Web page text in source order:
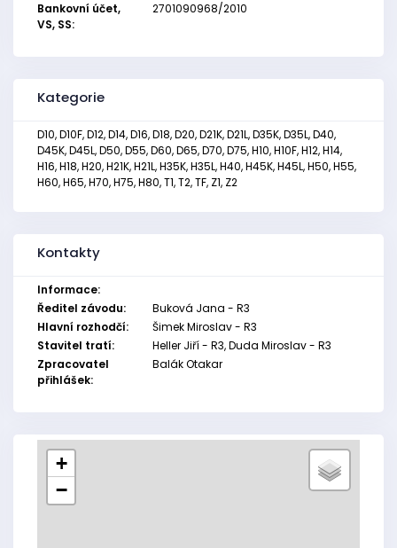
Bankovní účet,
VS, SS:
2701090968/2010
Kategorie
D10, D10F, D12, D14, D16, D18, D20, D21K, D21L, D35K, D35L, D40,
D45K, D45L, D50, D55, D60, D65, D70, D75, H10, H10F, H12, H14,
H16, H18, H20, H21K, H21L, H35K, H35L, H40, H45K, H45L, H50, H55,
H60, H65, H70, H75, H80, T1, T2, TF, Z1, Z2
Kontakty
Informace:
Ředitel závodu:
Buková Jana - R3
Hlavní rozhodčí:
Šimek Miroslav - R3
Stavitel tratí:
Heller Jiří - R3, Duda Miroslav - R3
Zpracovatel
přihlášek:
Balák Otakar
+
−